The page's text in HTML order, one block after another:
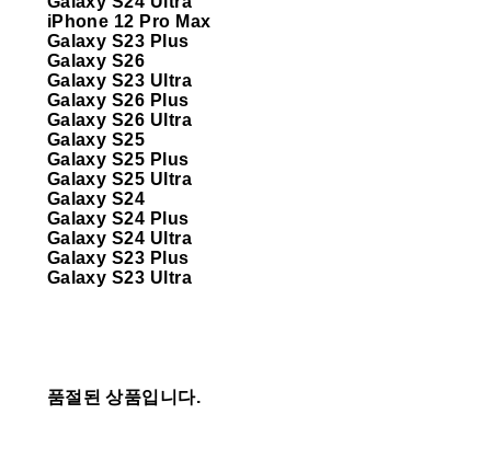
iPhone 12 Pro Max
Galaxy S23 Plus
Galaxy S26
Galaxy S23 Ultra
Galaxy S26 Plus
Galaxy S26 Ultra
Galaxy S25
Galaxy S25 Plus
Galaxy S25 Ultra
Galaxy S24
Galaxy S24 Plus
Galaxy S24 Ultra
Galaxy S23 Plus
Galaxy S23 Ultra
품절된 상품입니다.